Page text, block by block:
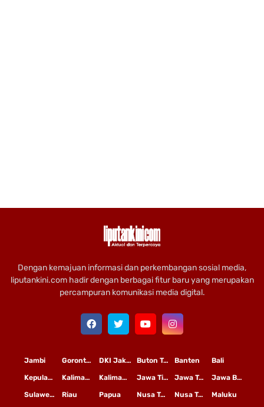
Dengan kemajuan informasi dan perkembangan sosial media,
liputankini.com hadir dengan berbagai fitur baru yang merupakan
percampuran komunikasi media digital.
Bali
Banten
Buton Tengah
DKI Jakarta
Gorontalo
Jambi
Jawa Barat
Jawa Tengah
Jawa Timur
Kalimantan Tengah
Kalimantan Timur
Kepulauan Riau
Maluku
Nusa Tenggara Barat
Nusa Tenggara Timur
Papua
Riau
Sulawesi Selatan